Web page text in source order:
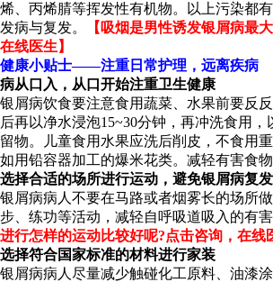
烯、丙烯腈等挥发性有机物。以上污染都
发病与复发。
【吸烟是男性诱发银屑病最
在线医生】
健康小贴士——注重日常护理，远离疾病
病从口入，从口开始注重卫生健康
银屑病饮食要注意食用蔬菜、水果前要反
后再以净水浸泡15~30分钟，再冲洗食用
留物。儿童食用水果应洗后削皮，不食用
如用铅容器加工的爆米花类。减轻有害食物
选择合适的场所进行运动，避免银屑病复发
银屑病病人不要在马路或者烟雾长的场所
步、练功等活动，减轻自呼吸道吸入的有害
进行怎样的运动比较好呢?点击咨询，在线
选择符合国家标准的材料进行家装
银屑病病人尽量减少触碰化工原料、油漆